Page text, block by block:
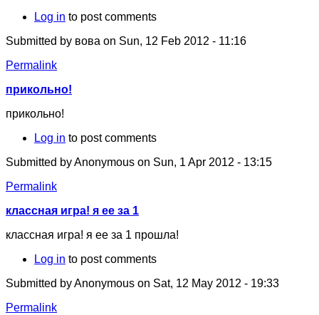
Log in to post comments
Submitted by вова on Sun, 12 Feb 2012 - 11:16
Permalink
прикольно!
прикольно!
Log in to post comments
Submitted byAnonymous on Sun, 1 Apr 2012 - 13:15
Permalink
классная игра! я ее за 1
классная игра! я ее за 1 прошла!
Log in to post comments
Submitted byAnonymous on Sat, 12 May 2012 - 19:33
Permalink